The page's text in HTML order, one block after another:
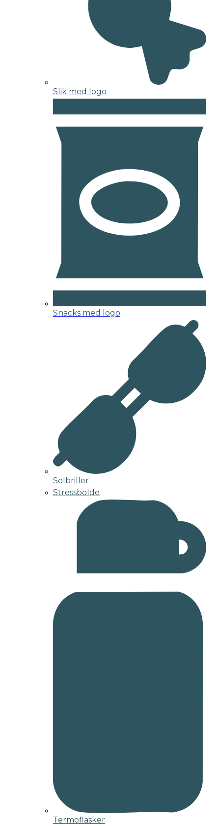
Slik med logo
Snacks med logo
Solbriller
Stressbolde
Termoflasker